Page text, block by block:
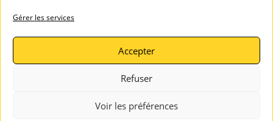
Gérer les services
Accepter
Refuser
Voir les préférences
Contactez-